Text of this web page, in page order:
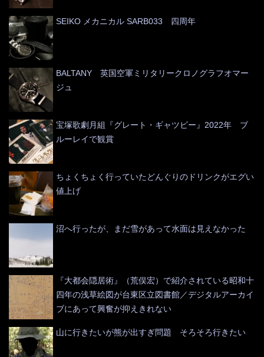
SEIKO メカニカル SARB033 四周年
BALTANY 英国空軍ミリタリークロノグラフオマー
ジュ
宝塚歌劇月組『グレート・ギャツビー』2022年 ブ
ルーレイで観賞
ちょくちょく行っていたどんぐりのドリンクがエグい
値上げ
沼へ行ったが、まだ雪があって水面は見えなかった
『大都会隠居術』（荒俣宏）で紹介されている昭和十
四年の浅草絵図が台東区立図書館／デジタルアーカイ
ブにあって興奮が抑えきれない
山に行きたいが熊が出すぎ問題 そろそろ行きたい